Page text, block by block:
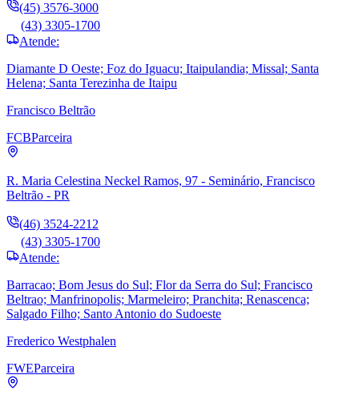
(45) 3576-3000
(43) 3305-1700
Atende:
Diamante D Oeste; Foz do Iguacu; Itaipulandia; Missal; Santa
Helena; Santa Terezinha de Itaipu
Francisco Beltrão
FCBParceira
R. Maria Celestina Neckel Ramos, 97 - Seminário, Francisco
Beltrão - PR
(46) 3524-2212
(43) 3305-1700
Atende:
Barracao; Bom Jesus do Sul; Flor da Serra do Sul; Francisco
Beltrao; Manfrinopolis; Marmeleiro; Pranchita; Renascenca;
Salgado Filho; Santo Antonio do Sudoeste
Frederico Westphalen
FWEParceira